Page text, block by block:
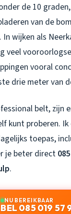
de 10
van de
. In wijken als
veel
vooral
drie meter van
belt, zijn
kunt proberen.
toepas,
je beter direct
.
NU BEREIKBAAR
BEL 085 019 57